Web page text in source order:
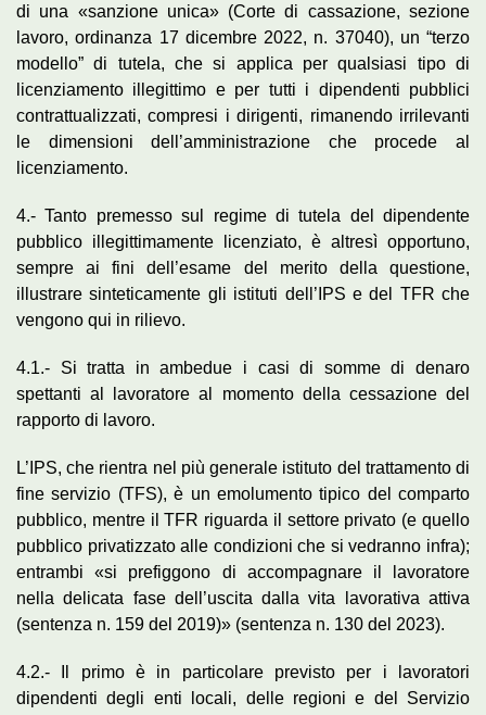
di una «sanzione unica» (Corte di cassazione, sezione
lavoro, ordinanza 17 dicembre 2022, n. 37040), un “terzo
modello” di tutela, che si applica per qualsiasi tipo di
licenziamento illegittimo e per tutti i dipendenti pubblici
contrattualizzati, compresi i dirigenti, rimanendo irrilevanti
le dimensioni dell’amministrazione che procede al
licenziamento.
4.- Tanto premesso sul regime di tutela del dipendente
pubblico illegittimamente licenziato, è altresì opportuno,
sempre ai fini dell’esame del merito della questione,
illustrare sinteticamente gli istituti dell’IPS e del TFR che
vengono qui in rilievo.
4.1.- Si tratta in ambedue i casi di somme di denaro
spettanti al lavoratore al momento della cessazione del
rapporto di lavoro.
L’IPS, che rientra nel più generale istituto del trattamento di
fine servizio (TFS), è un emolumento tipico del comparto
pubblico, mentre il TFR riguarda il settore privato (e quello
pubblico privatizzato alle condizioni che si vedranno infra);
entrambi «si prefiggono di accompagnare il lavoratore
nella delicata fase dell’uscita dalla vita lavorativa attiva
(sentenza n. 159 del 2019)» (sentenza n. 130 del 2023).
4.2.- Il primo è in particolare previsto per i lavoratori
dipendenti degli enti locali, delle regioni e del Servizio